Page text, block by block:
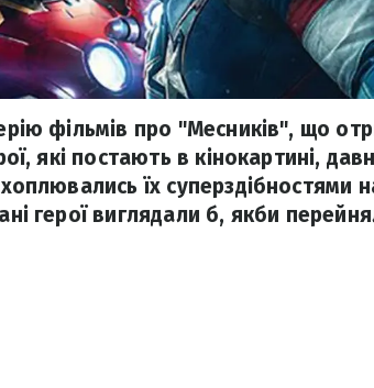
фільмів про "Месників", що
які постають в кінокартині,
їх суперздібностями
герої виглядали б, якби